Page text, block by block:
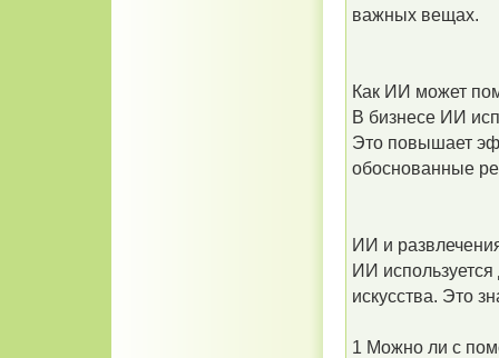
важных вещах.
Как ИИ может
В бизнесе ИИ
Это повышает
обоснованные
ИИ и
ИИ
искусства. Это
1 Можно ли с